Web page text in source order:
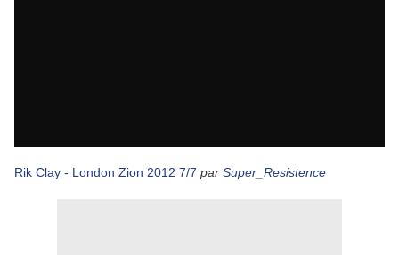
Rik Clay - London Zion 2012 7/7 par Super_Resistence